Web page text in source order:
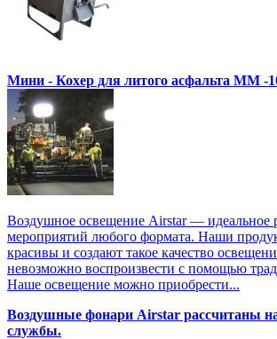
Мини - Кохер для литого асфальта MM -
Воздушное освещение Airstar — идеальное
мероприятий любого формата. Наши
красивы и создают такое качество
невозможно воспроизвести с помощью
Наше освещение можно приобрести...
Воздушные фонари Airstar рассчитаны
службы.